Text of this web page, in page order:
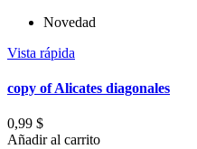
Novedad
Vista rápida
copy of Alicates diagonales
0,99 $
Añadir al carrito